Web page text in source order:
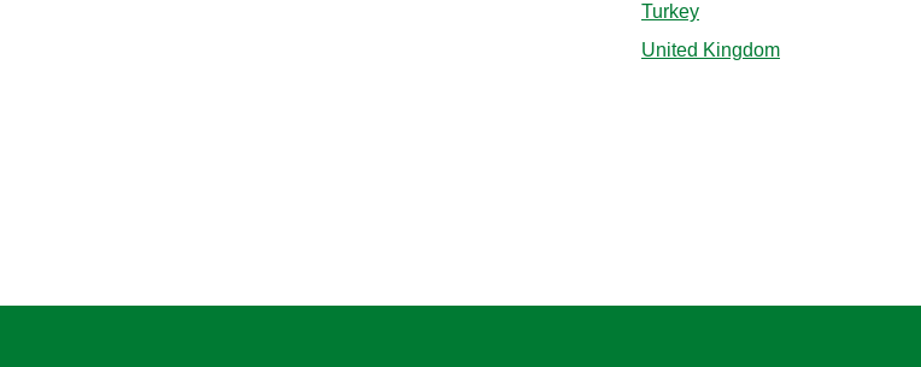
Turkey
United Kingdom